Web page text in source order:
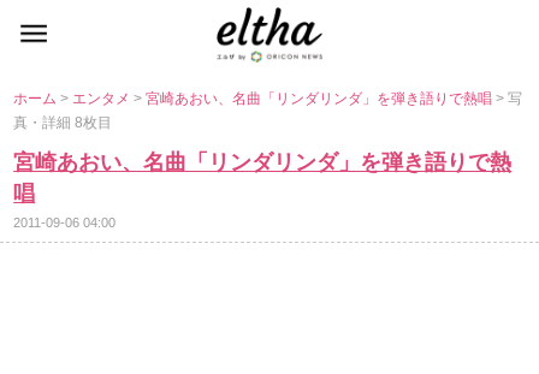
ホーム> エンタメ>宮崎あおい、名曲「リンダリンダ」を弾き語りで熱唱> 写
真・詳細 8枚目
宮崎あおい、名曲「リンダリンダ」を弾き語りで熱
唱
2011-09-06 04:00